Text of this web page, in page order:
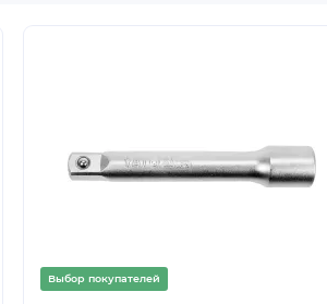
Выбор покупателей